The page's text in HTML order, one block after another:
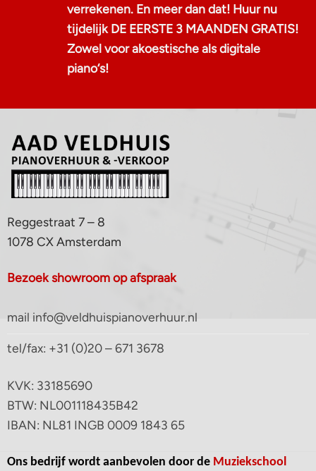
verrekenen. En meer dan dat! Huur nu
tijdelijk DE EERSTE 3 MAANDEN GRATIS!
Zowel voor akoestische als digitale
piano‘s!
Reggestraat 7 – 8
1078 CX Amsterdam
Bezoek showroom op afspraak
mail info@veldhuispianoverhuur.nl
tel/fax: +31 (0)20 – 671 3678
KVK: 33185690
BTW: NL001118435B42
IBAN: NL81 INGB 0009 1843 65
Ons bedrijf wordt aanbevolen door de Muziekschool